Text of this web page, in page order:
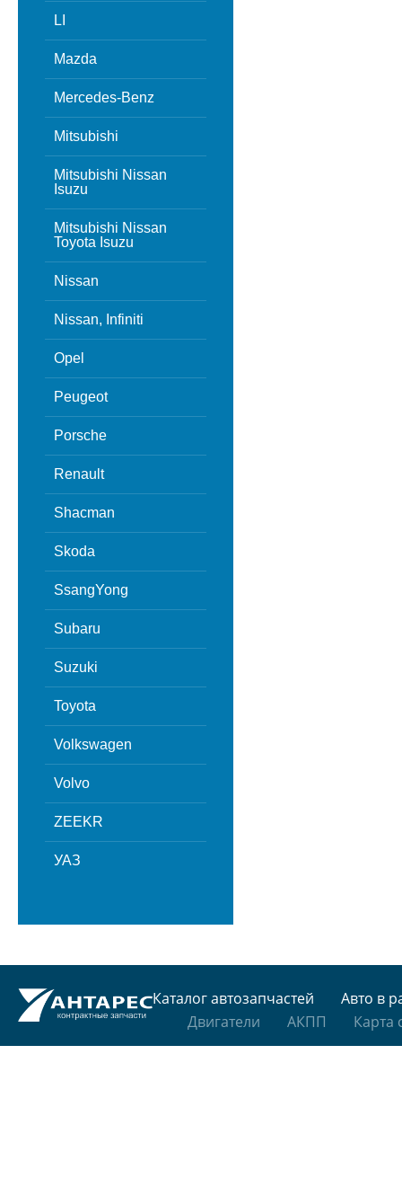
LI
Mazda
Mercedes-Benz
Mitsubishi
Mitsubishi Nissan
Isuzu
Mitsubishi Nissan
Toyota Isuzu
Nissan
Nissan, Infiniti
Opel
Peugeot
Porsche
Renault
Shacman
Skoda
SsangYong
Subaru
Suzuki
Toyota
Volkswagen
Volvo
ZEEKR
УАЗ
Каталог автозапчастей
Авто в
Двигатели
АКПП Карта